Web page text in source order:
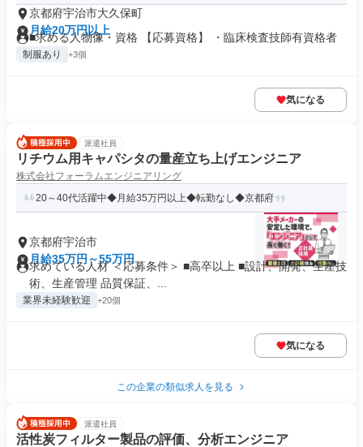
京都府宇治市大久保町
月給20万円以上
■求める人物像・資格 【応募資格】 ・臨床検査技師有資格者
制服あり +3個
気になる
派遣社員
リチウム用キャパシタの量産立ち上げエンジニア
株式会社フォーラムエンジニアリング
20～40代活躍中◆月給35万円以上◆転勤なし◆京都府
京都府宇治市
月給35万円～55万円
求めている人材 ＜応募条件＞ ■高卒以上 ■設計、開発、生産技
術、生産管理 品質保証、...
業界未経験歓迎 +20個
気になる
この企業の類似求人を見る
派遣社員
活性炭フィルター製品の評価、分析エンジニア